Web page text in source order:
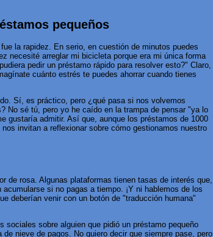
pequeños
la rapidez. En serio, en cuestión de minutos puedes
necesité arreglar mi bicicleta porque era mi única forma
pedir un préstamo rápido para resolver esto?" Claro,
cuánto estrés te puedes ahorrar cuando tienes
Sí, es práctico, pero ¿qué pasa si nos volvemos
No sé tú, pero yo he caído en la trampa de pensar "ya lo
gustaría admitir. Así que, aunque los préstamos de 1000
invitan a reflexionar sobre cómo gestionamos nuestro
de rosa. Algunas plataformas tienen tasas de interés que,
si no pagas a tiempo. ¡Y ni hablemos de los
deberían venir con un botón de "traducción humana"
sociales sobre alguien que pidió un préstamo pequeño
nieve de pagos. No quiero decir que siempre pase, pero